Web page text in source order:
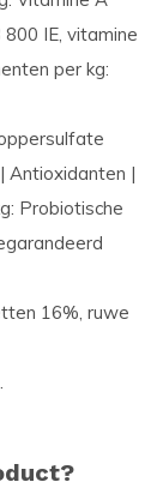
IE, vitamine
per kg:
Antioxidanten |
Probiotische
16%, ruwe